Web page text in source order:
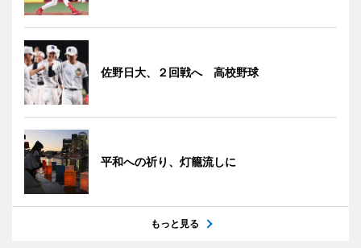
佐野日大、２回戦へ 高校野球
平和への祈り、灯籠流しに
もっと見る